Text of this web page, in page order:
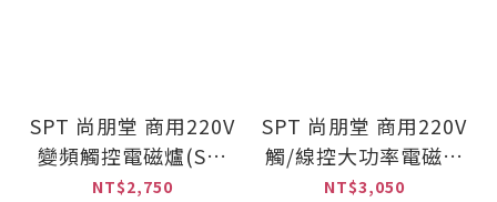
SPT 尚朋堂 商用220V
變頻觸控電磁爐(SR-
50T)
NT$2,750
SPT 尚朋堂 商用220V
觸/線控大功率電磁爐
(RC210)
NT$3,050